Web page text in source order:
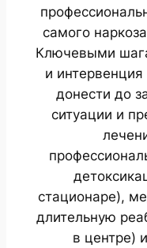
самого
Ключевыми
и
донести до
ситуации и
стационаре),
длительную
в центре)